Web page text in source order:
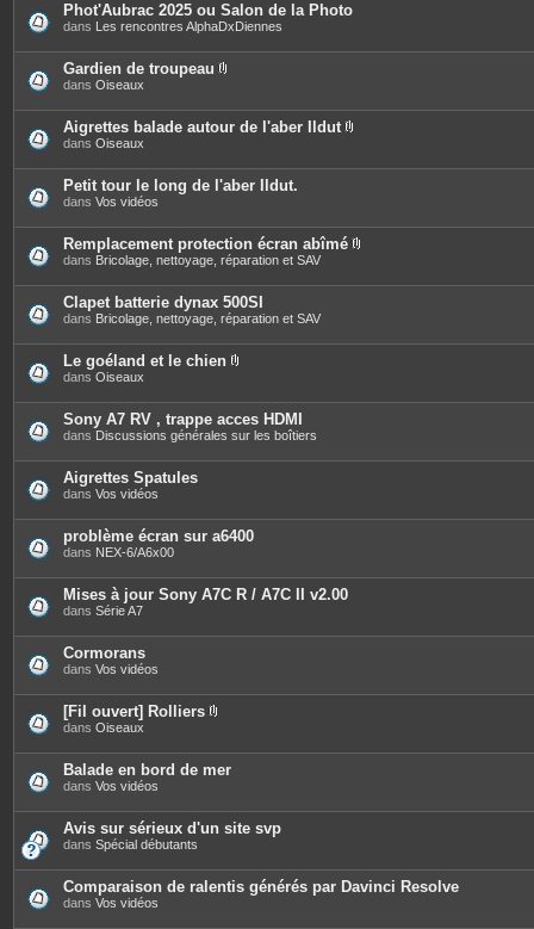
Phot'Aubrac 2025 ou Salon de la Photo
dans Les rencontres AlphaDxDiennes
Gardien de troupeau
è
c
j
o
i
t
e
s
dans Oiseaux
Aigrettes balade autour de l'aber Ildut
è
j
o
i
t
dans Oiseaux
Petit tour le long de l'aber Ildut.
dans Vos vidéos
Remplacement protection écran abîmé
è
j
t
dans Bricolage, nettoyage, réparation et SAV
Clapet batterie dynax 500SI
dans Bricolage, nettoyage, réparation et SAV
Le goéland et le chien
è
c
e
s
j
t
e
s
dans Oiseaux
Sony A7 RV , trappe acces HDMI
dans Discussions générales sur les boîtiers
Aigrettes Spatules
dans Vos vidéos
problème écran sur a6400
dans NEX-6/A6x00
Mises à jour Sony A7C R / A7C II v2.00
dans Série A7
Cormorans
dans Vos vidéos
[Fil ouvert] Rolliers
è
c
j
o
i
t
e
s
dans Oiseaux
Balade en bord de mer
dans Vos vidéos
Avis sur sérieux d'un site svp
dans Spécial débutants
Comparaison de ralentis générés par Davinci Resolve
dans Vos vidéos